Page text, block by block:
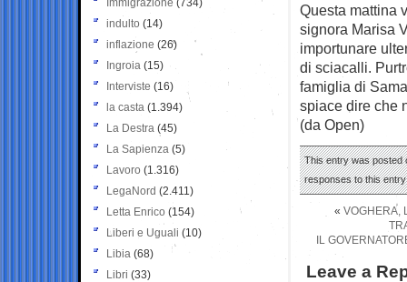
Questa mattina
signora Marisa
importunare
di sciacalli.
famiglia di
spiace dire che
(da Open)
This entry was posted
responses to this
« VOGHERA,
IL
Leave a
Immigrazione (734)
indulto (14)
inflazione (26)
Ingroia (15)
Interviste (16)
la casta (1.394)
La Destra (45)
La Sapienza (5)
Lavoro (1.316)
LegaNord (2.411)
Letta Enrico (154)
Liberi e Uguali (10)
Libia (68)
Libri (33)